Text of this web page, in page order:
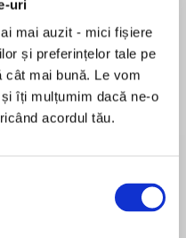
uri
mai auzit - mici fișiere
și preferințelor tale pe
cât mai bună. Le vom
îți mulțumim dacă ne-o
acordul tău.
story, available
on digital audio,
of nowhere Mortimer